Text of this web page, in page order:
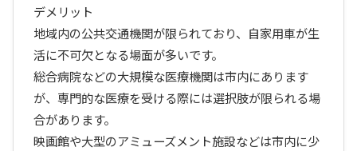
デメリット
地域内の公共交通機関が限られており、自家用車が生
活に不可欠となる場面が多いです。
総合病院などの大規模な医療機関は市内にあります
が、専門的な医療を受ける際には選択肢が限られる場
合があります。
映画館や大型のアミューズメント施設などは市内に少